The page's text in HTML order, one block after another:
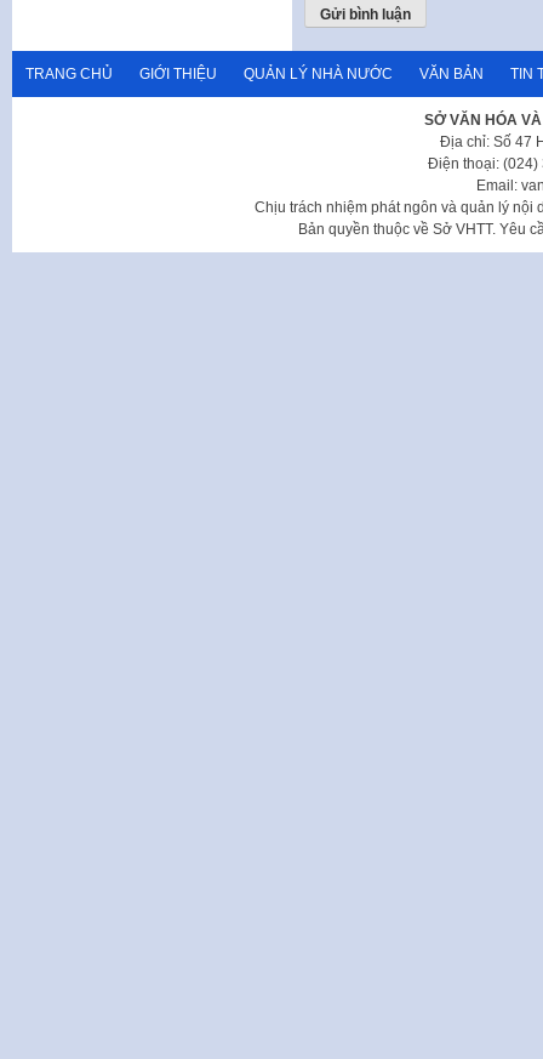
TRANG CHỦ GIỚI THIỆU QUẢN LÝ NHÀ NƯỚC VĂN BẢN TIN
SỞ VĂN HÓA
Địa chỉ: Số 47
Điện thoại: (024)
Email:
Chịu trách nhiệm phát ngôn và quản lý nội
Bản quyền thuộc về Sở VHTT. Yêu